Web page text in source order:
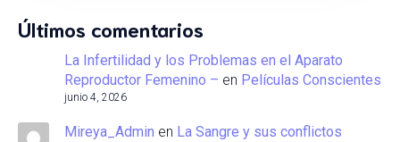
Últimos comentarios
La Infertilidad y los Problemas en el Aparato
Reproductor Femenino – en Películas Conscientes
junio 4, 2026
Mireya_Admin en La Sangre y sus conflictos